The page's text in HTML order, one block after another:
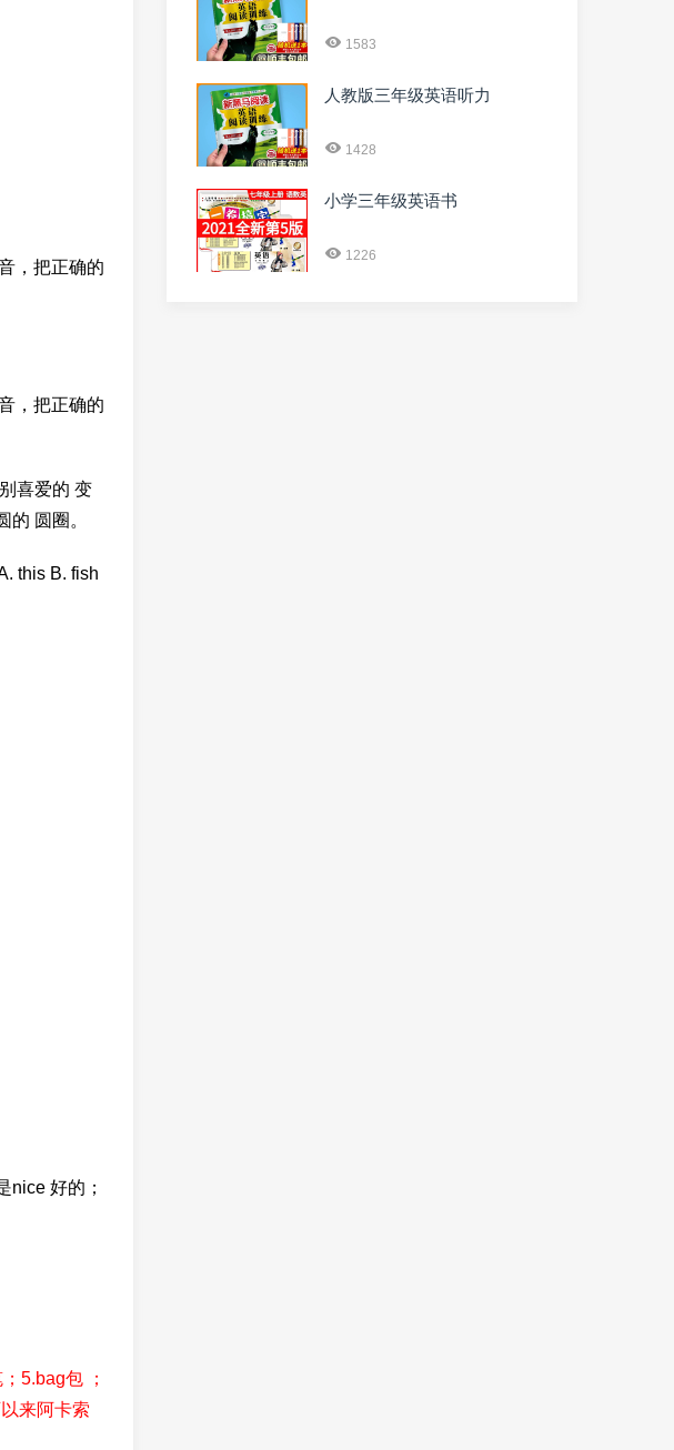
，把正确的
，把正确的
喜爱的 变
圆圈。
this B. fish
nice 好的；
5.bag包 ；
来阿卡索
1583
人教版三年级英语听力
1428
小学三年级英语书
1226